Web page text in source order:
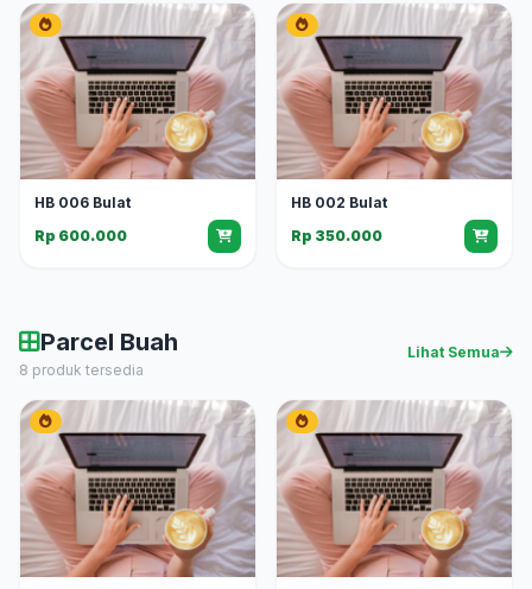
HB 006 Bulat
Rp 600.000
HB 002 Bulat
Rp 350.000
Parcel Buah
8 produk tersedia
Lihat Semua